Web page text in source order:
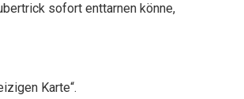
sofort enttarnen könne,
Karte“.